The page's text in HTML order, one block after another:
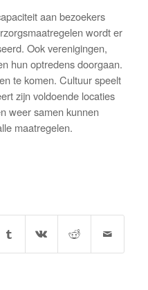
aan bezoekers
wordt er
Ook verenigingen,
hun optredens doorgaan.
te komen. Cultuur speelt
zijn voldoende locaties
weer samen kunnen
maatregelen.